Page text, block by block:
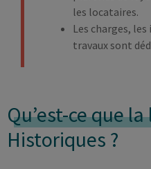
les locataires.
Les charges,
travaux sont
Qu’est-ce que
Historiques ?